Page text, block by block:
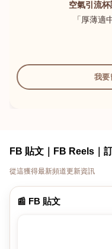
空氣引流
「厚薄適
我要
FB 貼文｜FB Reels｜
從這獲得最新頻道更新資訊
📰 FB 貼文